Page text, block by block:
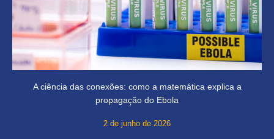
A ciência das conexões: como a matemática explica a
propagação do Ebola
2 de junho de 2026